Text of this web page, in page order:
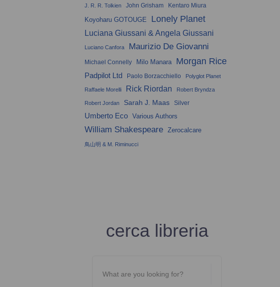
J. R. R. Tolkien John Grisham Kentaro Miura
Koyoharu GOTOUGE Lonely Planet
Luciana Giussani & Angela Giussani
Luciano Canfora Maurizio De Giovanni
Michael Connelly Milo Manara Morgan Rice
Padpilot Ltd Paolo Borzacchiello Polyglot Planet
Raffaele Morelli Rick Riordan Robert Bryndza
Robert Jordan Sarah J. Maas Silver
Umberto Eco Various Authors
William Shakespeare Zerocalcare
鳥山明 & M. Riminucci
cerca libreria